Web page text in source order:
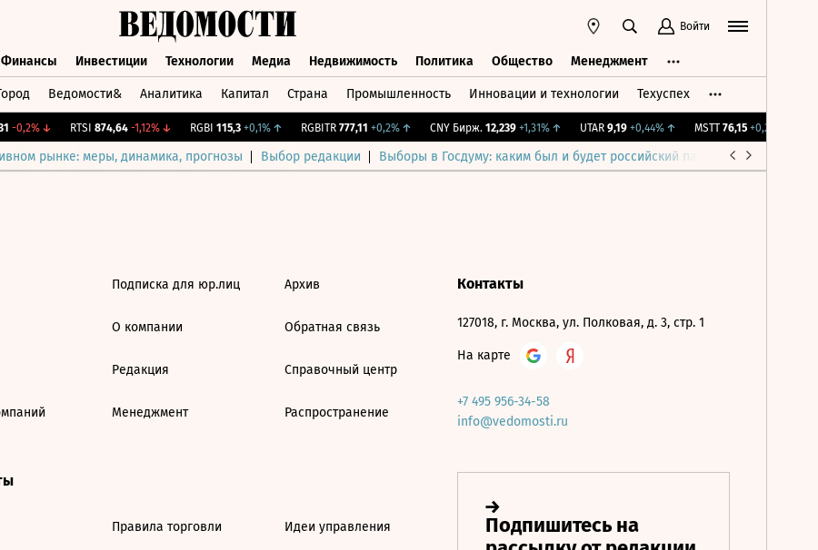
Войти
Финансы Инвестиции Технологии Медиа Недвижимость Политика Общество Менеджмент
Ведомости& Аналитика Капитал Страна Промышленность Инновации и технологии Техуспех
-0,2%↓ RTSI 874,64 -1,12%↓ RGBI 115,3 +0,1%↑ RGBITR 777,11 +0,2%↑ CNY Бирж. 12,239 +1,31%↑ UTAR 9,19 +0,44%↑ MSTT 76,15 +0,2%
рынке: меры, динамика, прогнозы Выбор редакции Выборы в Госдуму: каким был и будет российский парламент
Подписка для юр.лиц
О компании
Редакция
Менеджмент
Архив
Обратная связь
Справочный центр
Распространение
Правила торговли Идеи управления
Контакты
127018, г. Москва, ул. Полковая, д. 3, стр. 1
На карте
+7 495 956-34-58
info@vedomosti.ru